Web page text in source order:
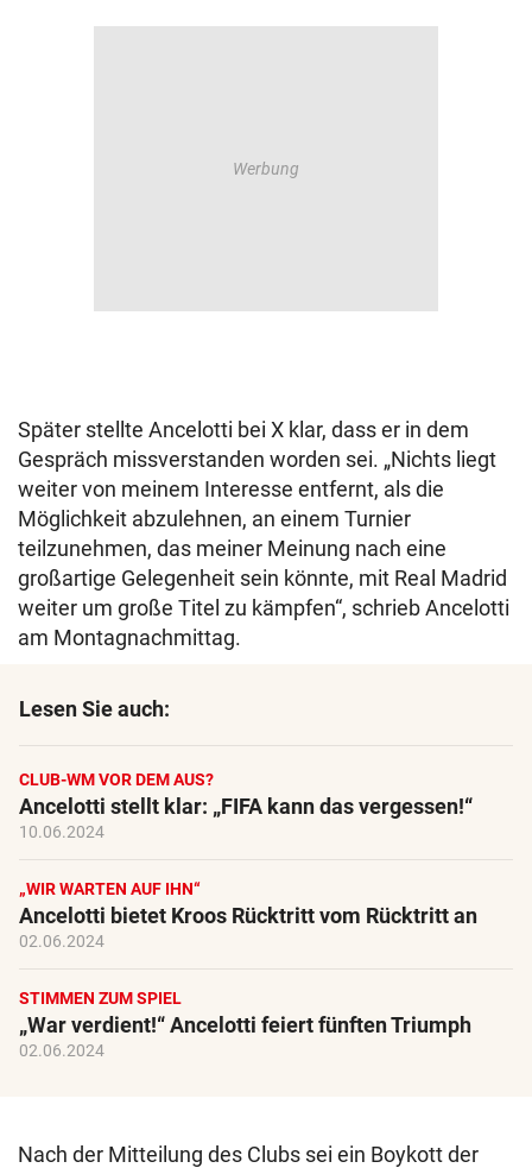
Später stellte Ancelotti bei X klar, dass er in dem
Gespräch missverstanden worden sei. „Nichts liegt
weiter von meinem Interesse entfernt, als die
Möglichkeit abzulehnen, an einem Turnier
teilzunehmen, das meiner Meinung nach eine
großartige Gelegenheit sein könnte, mit Real Madrid
weiter um große Titel zu kämpfen“, schrieb Ancelotti
am Montagnachmittag.
Lesen Sie auch:
CLUB-WM VOR DEM AUS?
Ancelotti stellt klar: „FIFA kann das vergessen!“
10.06.2024
„WIR WARTEN AUF IHN“
Ancelotti bietet Kroos Rücktritt vom Rücktritt an
02.06.2024
STIMMEN ZUM SPIEL
„War verdient!“ Ancelotti feiert fünften Triumph
02.06.2024
Nach der Mitteilung des Clubs sei ein Boykott der